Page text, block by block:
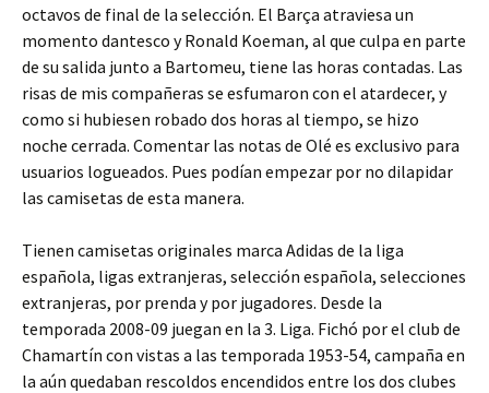
octavos de final de la selección. El Barça atraviesa un
momento dantesco y Ronald Koeman, al que culpa en parte
de su salida junto a Bartomeu, tiene las horas contadas. Las
risas de mis compañeras se esfumaron con el atardecer, y
como si hubiesen robado dos horas al tiempo, se hizo
noche cerrada. Comentar las notas de Olé es exclusivo para
usuarios logueados. Pues podían empezar por no dilapidar
las camisetas de esta manera.
Tienen camisetas originales marca Adidas de la liga
española, ligas extranjeras, selección española, selecciones
extranjeras, por prenda y por jugadores. Desde la
temporada 2008-09 juegan en la 3. Liga. Fichó por el club de
Chamartín con vistas a las temporada 1953-54, campaña en
la aún quedaban rescoldos encendidos entre los dos clubes